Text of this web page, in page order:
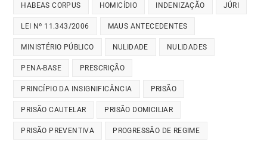
HABEAS CORPUS HOMICÍDIO INDENIZAÇÃO JÚRI
LEI Nº 11.343/2006 MAUS ANTECEDENTES
MINISTÉRIO PÚBLICO NULIDADE NULIDADES
PENA-BASE PRESCRIÇÃO
PRINCÍPIO DA INSIGNIFICÂNCIA PRISÃO
PRISÃO CAUTELAR PRISÃO DOMICILIAR
PRISÃO PREVENTIVA PROGRESSÃO DE REGIME